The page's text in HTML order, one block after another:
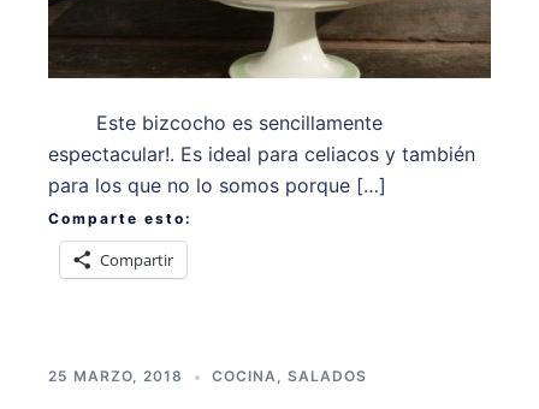
Este bizcocho es sencillamente
espectacular!. Es ideal para celiacos y también
para los que no lo somos porque […]
Comparte esto:
Compartir
25 MARZO, 2018 COCINA, SALADOS